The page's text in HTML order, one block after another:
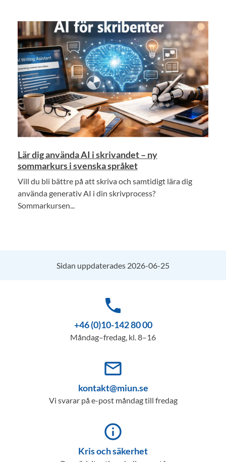
Lär dig använda AI i skrivandet – ny
sommarkurs i svenska språket
Vill du bli bättre på att skriva och samtidigt lära dig
använda generativ AI i din skrivprocess?
Sommarkursen...
Sidan uppdaterades 2026-06-25
phone
+46 (0)10-142 80 00
Måndag–fredag, kl. 8–16
mail_outline
kontakt@miun.se
Vi svarar på e-post måndag till fredag
info_outline
Kris och säkerhet